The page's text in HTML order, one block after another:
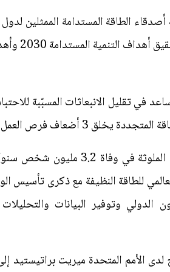
الطاقة المستدامة الممثلين لدول
وأهداف اتفاقية باريس للمناخ المُبرَمة في 2015.
العمل في الوقود الأحفوري.
وعلى صعيد الطهي، تتسبب
وتوفير البيانات
الأمم المتحدة ميريت براتيستيد